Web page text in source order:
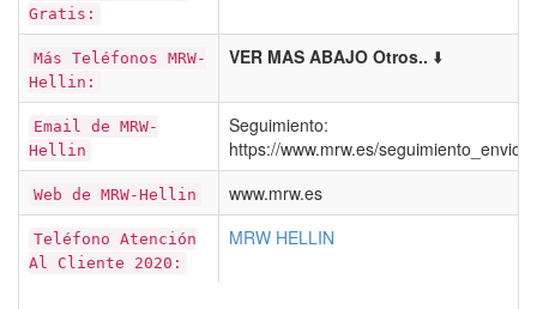
Gratis:
Más Teléfonos MRW-
Hellin:
VER MAS ABAJO Otros.. ⬇️
Email de MRW-
Hellin
Seguimiento:
https://www.mrw.es/
Web de MRW-Hellin www.mrw.es
Teléfono Atención
Al Cliente 2020:
MRW HELLIN